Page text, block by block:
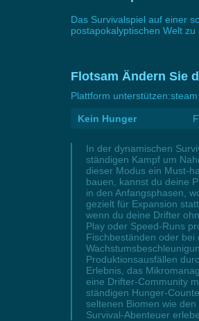
Das Survivalspiel auf einer
postapokalyptischen Welt zu
Flotsam Ändern Sie
Plattform unterstützen:steam
Kein Hunger
In der dynamischen
ständigen Kampf um
dieser Modus ein Must-
bauen, kannst du deine
in den Anfangsphasen,
gezielt für Expansion
wenn du deine Drifter
Play oder Speed-Runs
Fischbeständen oder
Produktionsausfällen
Erlebnis, das
eine Drifter-Community
ständigen Hunger-
seltenen Biomen wie
Survival-Abenteuer